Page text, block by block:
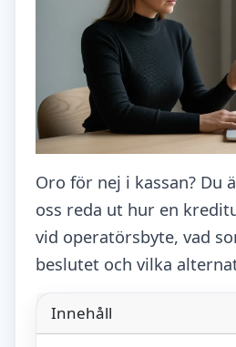
Oro för nej i kassan? Du
oss reda ut hur en
vid operatörsbyte, vad
beslutet och vilka
Innehåll